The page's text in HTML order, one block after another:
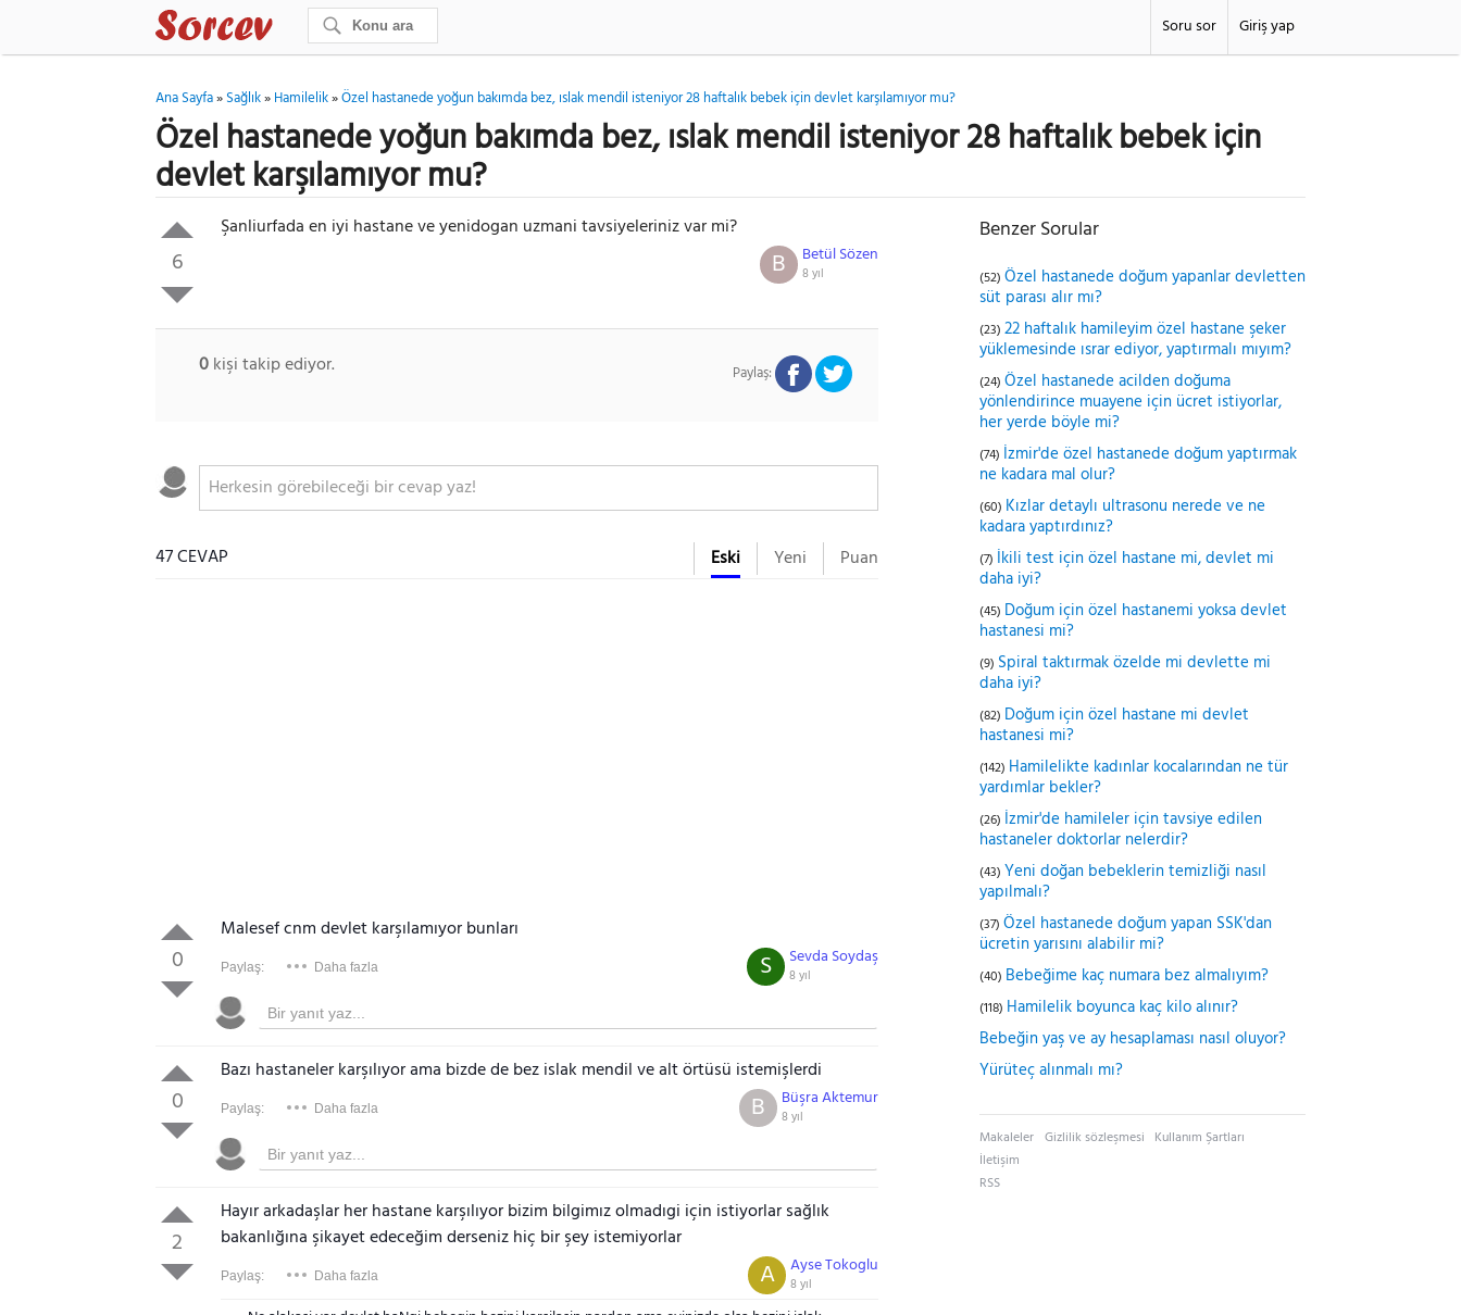
Giriş yap
Soru sor
Ana Sayfa»Sağlık»Hamilelik»Özel hastanede yoğun bakımda bez, ıslak mendil isteniyor 28 haftalık bebek için devlet karşılamıyor mu?
Özel hastanede yoğun bakımda bez, ıslak mendil isteniyor 28 haftalık bebek için
devlet karşılamıyor mu?
6
Şanliurfada en iyi hastane ve yenidogan uzmani tavsiyeleriniz var mi?
Betül Sözen
8 yıl
B
0kişi takip ediyor. Paylaş:
47 CEVAP Eski Yeni Puan
0
Malesef cnm devlet karşılamıyor bunları
Paylaş: Daha fazla Sevda Soydaş
8 yıl
S
0
Bazı hastaneler karşılıyor ama bizde de bez islak mendil ve alt örtüsü istemişlerdi
Paylaş: Daha fazla Büşra Aktemur
8 yıl
B
2
Hayır arkadaşlar her hastane karşılıyor bizim bilgimız olmadıgi için istiyorlar sağlık
bakanlığına şikayet edeceğim derseniz hiç bir şey istemiyorlar
Paylaş: Daha fazla Ayse Tokoglu
8 yıl
A
Benzer Sorular
(52) Özel hastanede doğum yapanlar devletten
süt parası alır mı?
(23) 22 haftalık hamileyim özel hastane şeker
yüklemesinde ısrar ediyor, yaptırmalı mıyım?
(24) Özel hastanede acilden doğuma
yönlendirince muayene için ücret istiyorlar,
her yerde böyle mi?
(74) İzmir'de özel hastanede doğum yaptırmak
ne kadara mal olur?
(60) Kızlar detaylı ultrasonu nerede ve ne
kadara yaptırdınız?
(7) İkili test için özel hastane mi, devlet mi
daha iyi?
(45) Doğum için özel hastanemi yoksa devlet
hastanesi mi?
(9) Spiral taktırmak özelde mi devlette mi
daha iyi?
(82) Doğum için özel hastane mi devlet
hastanesi mi?
(142) Hamilelikte kadınlar kocalarından ne tür
yardımlar bekler?
(26) İzmir'de hamileler için tavsiye edilen
hastaneler doktorlar nelerdir?
(43) Yeni doğan bebeklerin temizliği nasıl
yapılmalı?
(37) Özel hastanede doğum yapan SSK'dan
ücretin yarısını alabilir mi?
(40) Bebeğime kaç numara bez almalıyım?
(118) Hamilelik boyunca kaç kilo alınır?
Bebeğin yaş ve ay hesaplaması nasıl oluyor?
Yürüteç alınmalı mı?
Makaleler Gizlilik sözleşmesi Kullanım Şartları
İletişim
RSS